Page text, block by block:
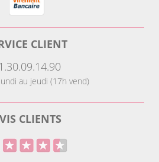
CLIENT
au jeudi (17h vend)
CLIENTS